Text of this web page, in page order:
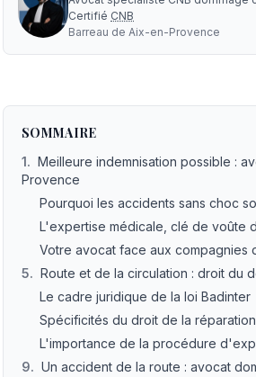
Certifié CNB
Barreau de Aix-en-Provence
SOMMAIRE
1. Meilleure indemnisation possible :
Provence
Pourquoi les accidents sans choc
L'expertise médicale, clé de voûte
Votre avocat face aux compagnies
5. Route et de la circulation : droit du
Le cadre juridique de la loi Badinter
Spécificités du droit de la réparation
L'importance de la procédure
9. Un accident de la route : avocat